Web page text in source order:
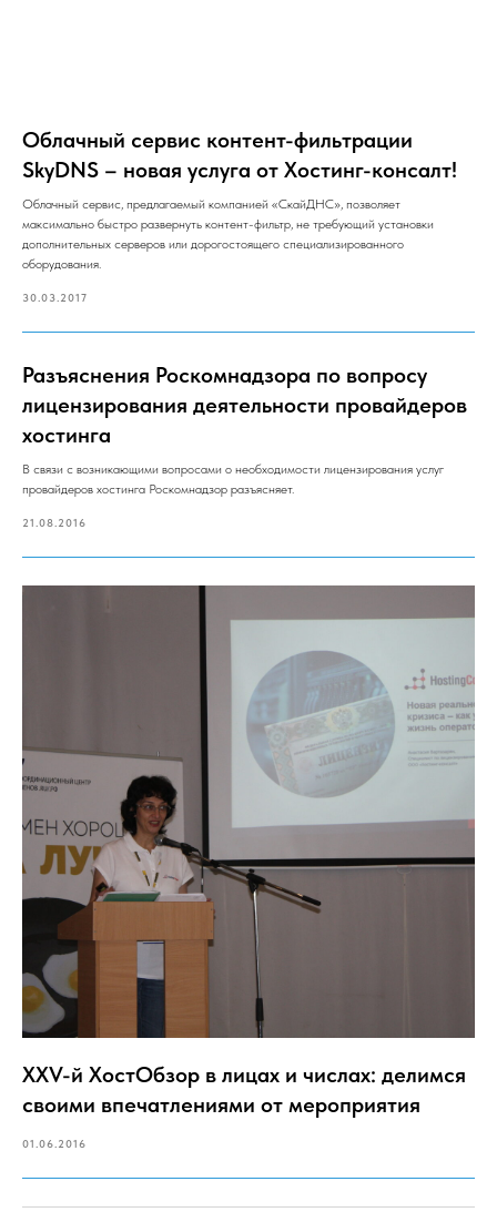
Облачный сервис контент-фильтрации
SkyDNS – новая услуга от Хостинг-консалт!
Облачный сервис, предлагаемый компанией «СкайДНС», позволяет
максимально быстро развернуть контент-фильтр, не требующий установки
дополнительных серверов или дорогостоящего специализированного
оборудования.
30.03.2017
Разъяснения Роскомнадзора по вопросу
лицензирования деятельности провайдеров
хостинга
В связи с возникающими вопросами о необходимости лицензирования услуг
провайдеров хостинга Роскомнадзор разъясняет.
21.08.2016
XXV-й ХостОбзор в лицах и числах: делимся
своими впечатлениями от мероприятия
01.06.2016